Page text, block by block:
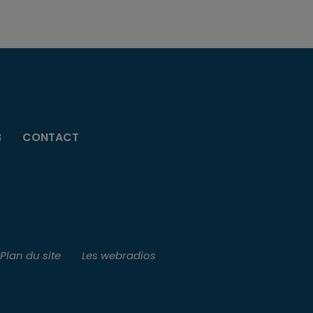
CONTACT
Plan du site Les webradios